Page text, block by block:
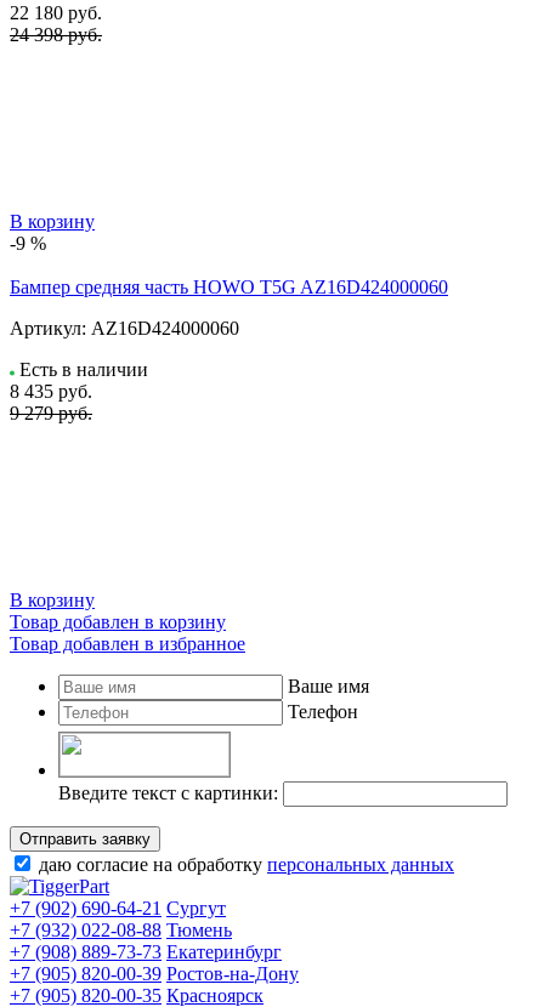
22 180 руб.
24 398 руб.
В корзину
-9 %
Бампер средняя часть HOWO T5G AZ16D424000060
Артикул: AZ16D424000060
Есть в наличии
8 435 руб.
9 279 руб.
В корзину
Товар добавлен в корзину
Товар добавлен в избранное
Ваше имя
Телефон
Введите текст с картинки:
Отправить заявку
даю согласие на обработку персональных данных
+7 (902) 690-64-21 Сургут
+7 (932) 022-08-88 Тюмень
+7 (908) 889-73-73 Екатеринбург
+7 (905) 820-00-39 Ростов-на-Дону
+7 (905) 820-00-35 Красноярск